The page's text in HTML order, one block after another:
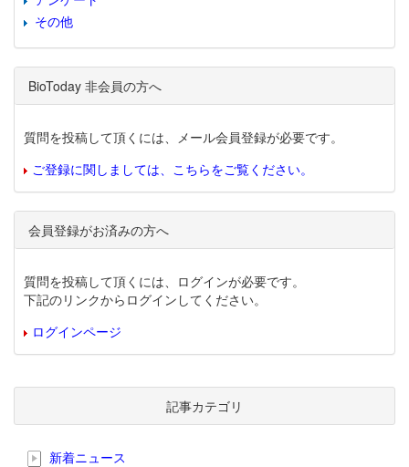
その他
BioToday 非会員の方へ
質問を投稿して頂くには、メール会員登録が必要です。
ご登録に関しましては、こちらをご覧ください。
会員登録がお済みの方へ
質問を投稿して頂くには、ログインが必要です。
下記のリンクからログインしてください。
ログインページ
記事カテゴリ
新着ニュース